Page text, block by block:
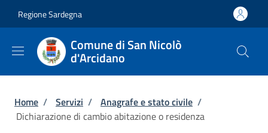
Regione Sardegna
Comune di San Nicolò
d'Arcidano
Briciole di pane
Home / Servizi / Anagrafe e stato civile /
Dichiarazione di cambio abitazione o residenza